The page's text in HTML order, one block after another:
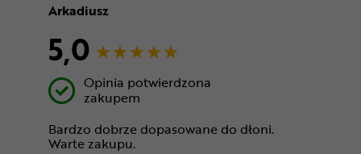
Arkadiusz
5,0
Opinia potwierdzona
zakupem
Bardzo dobrze dopasowane do dłoni.
Warte zakupu.